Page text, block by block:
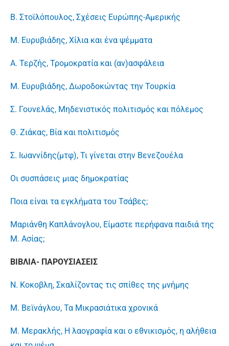
Β. Στοϊλόπουλος, Σχέσεις Ευρώπης-Αμερικής
Μ. Ευρυβιάδης, Χίλια και ένα ψέμματα
Α. Τερζής, Τρομοκρατία και (αν)ασφάλεια
Μ. Ευρυβιάδης, Δωροδοκώντας την Τουρκία
Σ. Γουνελάς, Μηδενιστικός πολιτισμός και πόλεμος
Θ. Ζιάκας, Βία και πολιτισμός
Σ. Ιωαννίδης(μτφ), Τι γίνεται στην Βενεζουέλα
Οι συσπάσεις μιας δημοκρατίας
Ποια είναι τα εγκλήματα του Τσάβες;
Μαριάνθη Καπλάνογλου, Είμαστε περήφανα παιδιά της
Μ. Ασίας;
ΒΙΒΛΙΑ- ΠΑΡΟΥΣΙΑΣΕΙΣ
Ν. Κοκοβλη, Σκαλίζοντας τις σπίθες της μνήμης
Μ. Βεϊνάγλου, Τα Μικρασιάτικα χρονικά
Μ. Μερακλής, Η λαογραφία και ο εθνικισμός, η αλήθεια